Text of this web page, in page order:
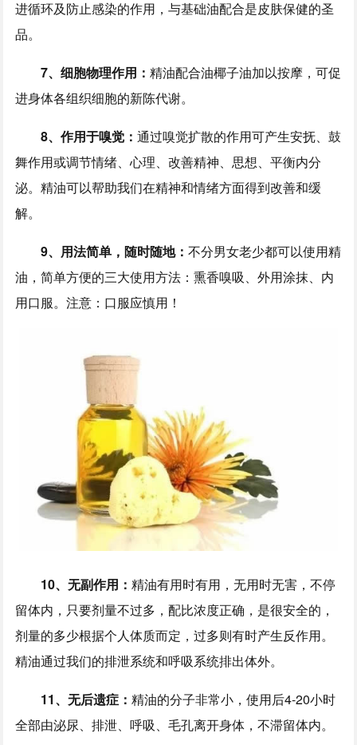
进循环及防止感染的作用，与基础油配合是皮肤保健的圣
品。
7、细胞物理作用：精油配合油椰子油加以按摩，可促
进身体各组织细胞的新陈代谢。
8、作用于嗅觉：通过嗅觉扩散的作用可产生安抚、鼓
舞作用或调节情绪、心理、改善精神、思想、平衡内分
泌。精油可以帮助我们在精神和情绪方面得到改善和缓
解。
9、用法简单，随时随地：不分男女老少都可以使用精
油，简单方便的三大使用方法：熏香嗅吸、外用涂抹、内
用口服。注意：口服应慎用！
10、无副作用：精油有用时有用，无用时无害，不停
留体内，只要剂量不过多，配比浓度正确，是很安全的，
剂量的多少根据个人体质而定，过多则有时产生反作用。
精油通过我们的排泄系统和呼吸系统排出体外。
11、无后遗症：精油的分子非常小，使用后4-20小时
全部由泌尿、排泄、呼吸、毛孔离开身体，不滞留体内。